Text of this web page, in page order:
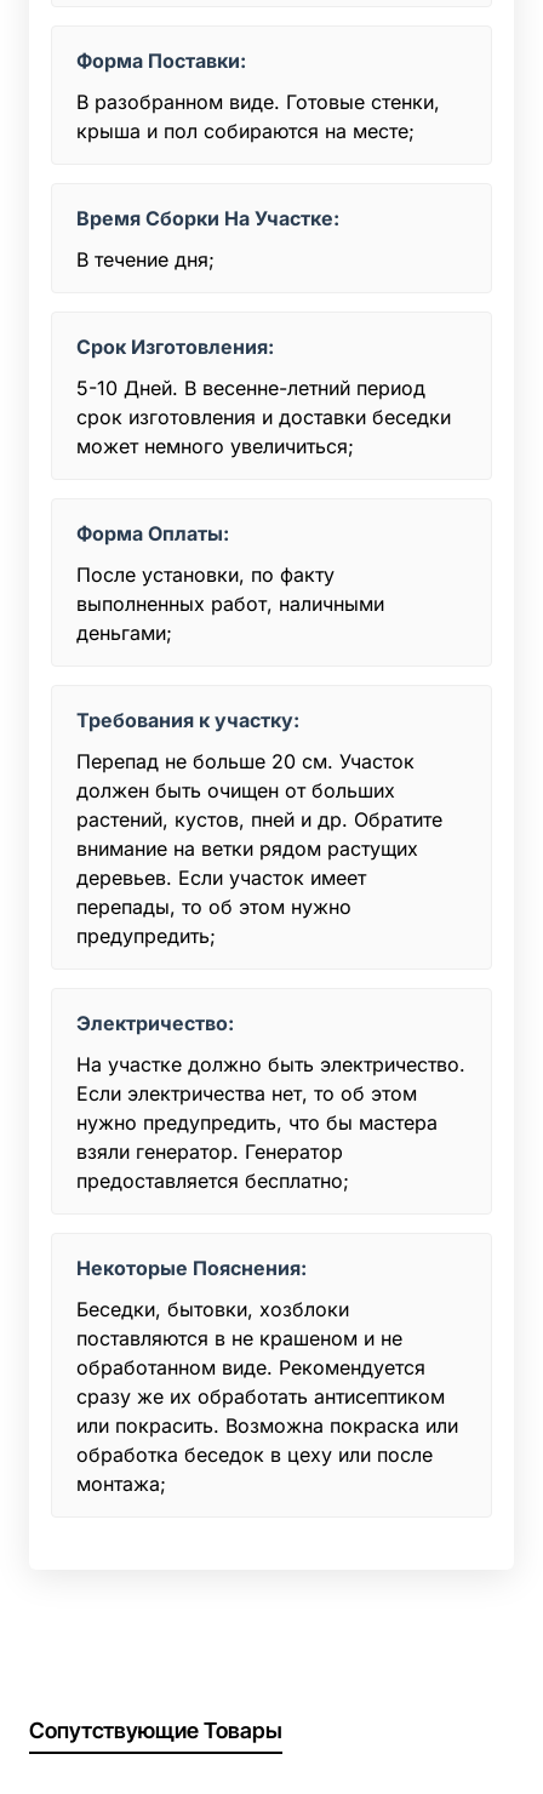
Форма Поставки:
В разобранном виде. Готовые стенки,
крыша и пол собираются на месте;
Время Сборки На Участке:
В течение дня;
Срок Изготовления:
5-10 Дней. В весенне-летний период
срок изготовления и доставки беседки
может немного увеличиться;
Форма Оплаты:
После установки, по факту
выполненных работ, наличными
деньгами;
Требования к участку:
Перепад не больше 20 см. Участок
должен быть очищен от больших
растений, кустов, пней и др. Обратите
внимание на ветки рядом растущих
деревьев. Если участок имеет
перепады, то об этом нужно
предупредить;
Электричество:
На участке должно быть электричество.
Если электричества нет, то об этом
нужно предупредить, что бы мастера
взяли генератор. Генератор
предоставляется бесплатно;
Некоторые Пояснения:
Беседки, бытовки, хозблоки
поставляются в не крашеном и не
обработанном виде. Рекомендуется
сразу же их обработать антисептиком
или покрасить. Возможна покраска или
обработка беседок в цеху или после
монтажа;
Сопутствующие Товары